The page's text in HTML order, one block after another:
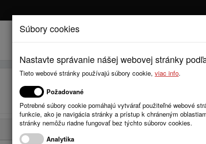
Zmluvy
Súbory cookies
Nastavte správanie nášej webovej stránky
Tieto webové stránky používajú súbory cookie, viac info.
Požadované
Potrebné súbory cookie pomáhajú vytvárať použiteľné webové
funkcie, ako je navigácia stránky a prístup k chráneným
stránky nemôžu riadne fungovať bez týchto súborov cookies.
Analytika